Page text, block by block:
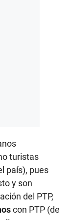
turistas
país), pues
y son
del PTP,
con PTP (de